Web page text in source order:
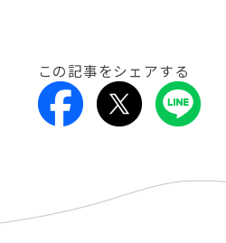
この記事をシェアする